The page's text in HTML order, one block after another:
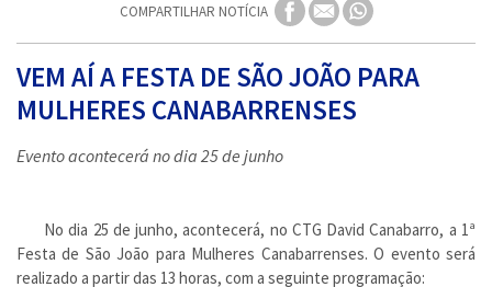
COMPARTILHAR NOTÍCIA
VEM AÍ A FESTA DE SÃO JOÃO PARA
MULHERES CANABARRENSES
Evento acontecerá no dia 25 de junho
No dia 25 de junho, acontecerá, no CTG David Canabarro, a 1ª
Festa de São João para Mulheres Canabarrenses. O evento será
realizado a partir das 13 horas, com a seguinte programação: